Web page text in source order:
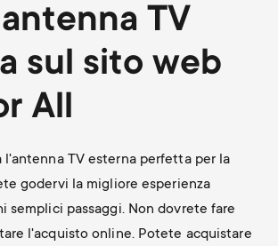
TV
sul sito web
All
l'antenna TV esterna perfetta per la
godervi la migliore esperienza
semplici passaggi. Non dovrete fare
l'acquisto online. Potete acquistare